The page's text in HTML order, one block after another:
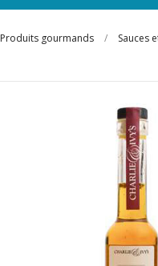
Produits gourmands / Sauces